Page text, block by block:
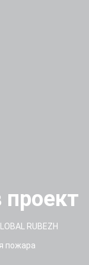
RUBEZH
пожара